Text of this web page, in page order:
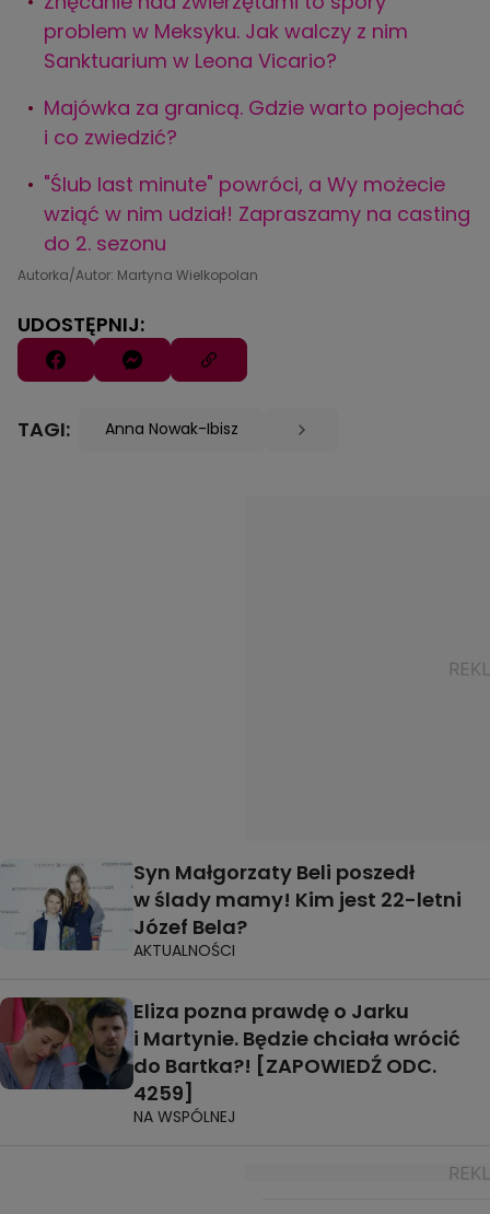
problem w Meksyku. Jak walczy z nim
Sanktuarium w Leona Vicario?
Majówka za granicą. Gdzie warto pojechać
i co zwiedzić?
"Ślub last minute" powróci, a Wy możecie
wziąć w nim udział! Zapraszamy na casting
do 2. sezonu
Autorka/Autor: Martyna Wielkopolan
UDOSTĘPNIJ:
TAGI: Anna Nowak-Ibisz
Syn Małgorzaty Beli poszedł
w ślady mamy! Kim jest 22-letni
Józef Bela?
AKTUALNOŚCI
Eliza pozna prawdę o Jarku
i Martynie. Będzie chciała wrócić
do Bartka?! [ZAPOWIEDŹ ODC.
4259]
NA WSPÓLNEJ